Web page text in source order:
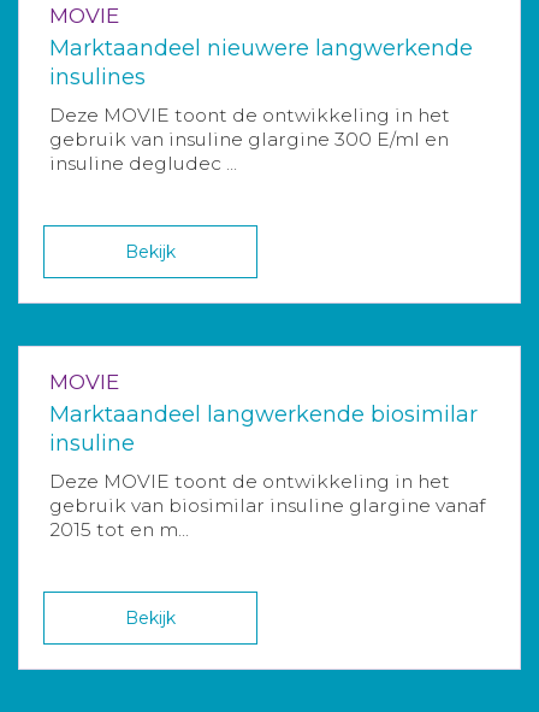
MOVIE
Marktaandeel nieuwere langwerkende
insulines
Deze MOVIE toont de ontwikkeling in het
gebruik van insuline glargine 300 E/ml en
insuline degludec ...
Bekijk
MOVIE
Marktaandeel langwerkende biosimilar
insuline
Deze MOVIE toont de ontwikkeling in het
gebruik van biosimilar insuline glargine vanaf
2015 tot en m...
Bekijk